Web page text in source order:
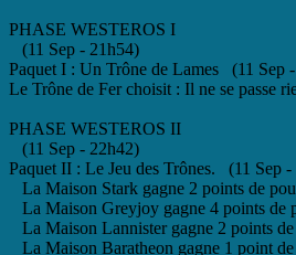
PHASE WESTEROS I
(11 Sep - 21h54)
Paquet I : Un Trône de Lames (11 Sep
Le Trône de Fer choisit : Il ne se passe
PHASE WESTEROS II
(11 Sep - 22h42)
Paquet II : Le Jeu des Trônes. (11 Sep -
La Maison Stark gagne 2 points de
La Maison Greyjoy gagne 4 points de
La Maison Lannister gagne 2 points
La Maison Baratheon gagne 1 point